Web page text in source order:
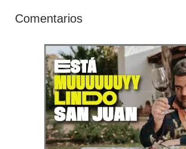
Comentarios